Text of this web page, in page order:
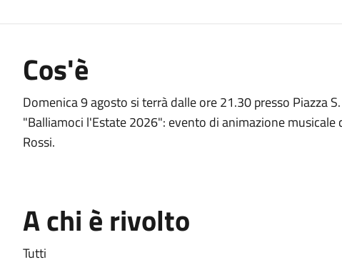
Cos'è
Domenica 9 agosto si terrà dalle ore 21.30 presso Piazza
"Balliamoci l'Estate 2026": evento di animazione musicale
Rossi.
A chi è rivolto
Tutti